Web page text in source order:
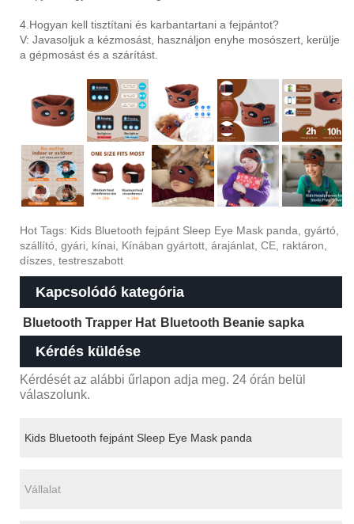
4.Hogyan kell tisztítani és karbantartani a fejpántot?
V: Javasoljuk a kézmosást, használjon enyhe mosószert, kerülje
a gépmosást és a szárítást.
Hot Tags: Kids Bluetooth fejpánt Sleep Eye Mask panda, gyártó,
szállító, gyári, kínai, Kínában gyártott, árajánlat, CE, raktáron,
díszes, testreszabott
Kapcsolódó kategória
Bluetooth Trapper Hat Bluetooth Beanie sapka
Kérdés küldése
Kérdését az alábbi űrlapon adja meg. 24 órán belül
válaszolunk.